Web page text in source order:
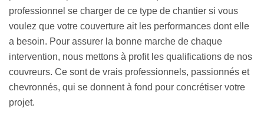
profit savoir-faire et professionnalisme. En fonction de vos
attentes et vos besoins, notre équipe réalisera une
intervention sur mesure. Ayant suivi des formations
spécifiques en couverture, nos experts détiennent une
parfaite maîtrise des différentes méthodes de pose
d’étanchéité toit terrasse à Saint Germain De La Riviere.
Nous pouvons vous garantir que grâce à notre intervention,